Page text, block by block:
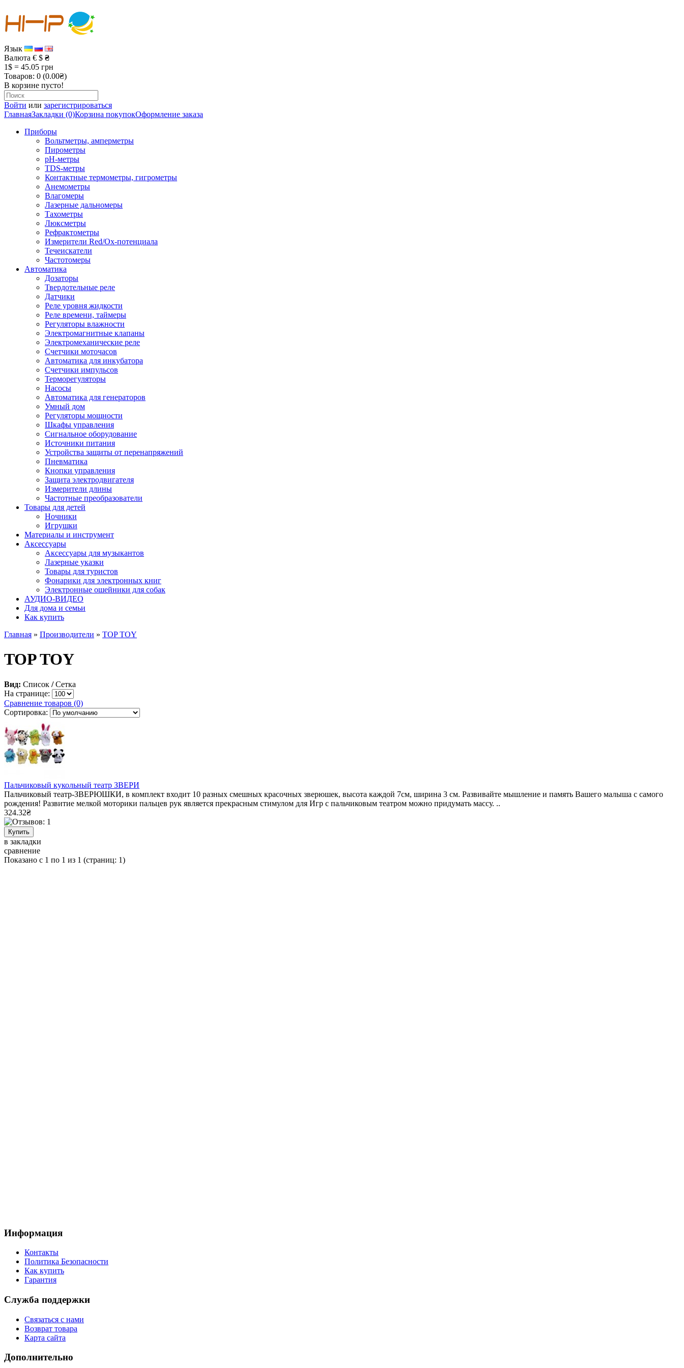
Язык
Валюта € $ ₴
1$ = 45.05 грн
Товаров: 0 (0.00₴)
В корзине пусто!
Войти или зарегистрироваться
ГлавнаяЗакладки (0)Корзина покупокОформление заказа
Приборы
Вольтметры, амперметры
Пирометры
рН-метры
TDS-метры
Контактные термометры, гигрометры
Анемометры
Влагомеры
Лазерные дальномеры
Тахометры
Люксметры
Рефрактометры
Измерители Red/Ox-потенциала
Течеискатели
Частотомеры
Автоматика
Дозаторы
Твердотельные реле
Датчики
Реле уровня жидкости
Реле времени, таймеры
Регуляторы влажности
Электромагнитные клапаны
Электромеханические реле
Счетчики моточасов
Автоматика для инкубатора
Счетчики импульсов
Терморегуляторы
Насосы
Автоматика для генераторов
Умный дом
Регуляторы мощности
Шкафы управления
Сигнальное оборудование
Источники питания
Устройства защиты от перенапряжений
Пневматика
Кнопки управления
Защита электродвигателя
Измерители длины
Частотные преобразователи
Товары для детей
Ночники
Игрушки
Материалы и инструмент
Аксессуары
Аксессуары для музыкантов
Лазерные указки
Товары для туристов
Фонарики для электронных книг
Электронные ошейники для собак
АУДИО-ВИДЕО
Для дома и семьи
Как купить
Главная » Производители » TOP TOY
TOP TOY
Вид: Список / Сетка
На странице:
Сравнение товаров (0)
Сортировка:
Пальчиковый кукольный театр ЗВЕРИ
Пальчиковый театр-ЗВЕРЮШКИ, в комплект входит 10 разных смешных красочных зверюшек, высота каждой 7см, ширина 3 см. Развивайте мышление и память Вашего малыша с самого
рождения! Развитие мелкой моторики пальцев рук является прекрасным стимулом для Игр с пальчиковым театром можно придумать массу. ..
324.32₴
в закладки
сравнение
Показано с 1 по 1 из 1 (страниц: 1)
Информация
Контакты
Политика Безопасности
Как купить
Гарантия
Служба поддержки
Связаться с нами
Возврат товара
Карта сайта
Дополнительно